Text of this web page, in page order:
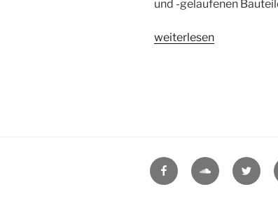
und -gelaufenen
„ARP
weiterlesen
FacebookSoundcloudTwitter